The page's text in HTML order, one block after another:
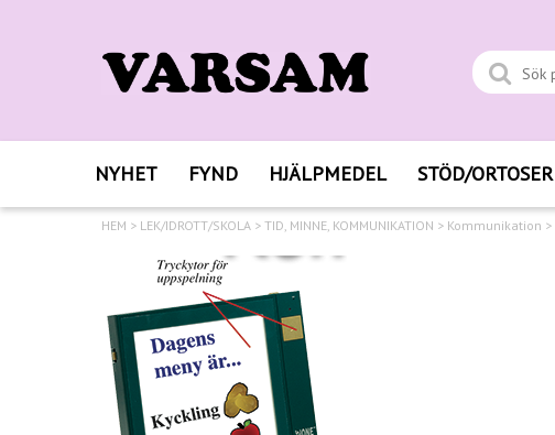
NYHET FYND HJÄLPMEDEL STÖD/ORTOSER
HEM > LEK/IDROTT/SKOLA > TID, MINNE, KOMMUNIKATION > Kommunikation >